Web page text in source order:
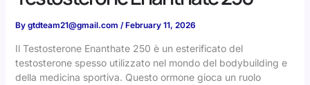
By gtdteam21@gmail.com / February 11, 2026
Il Testosterone Enanthate 250 è un esterificato del
testosterone spesso utilizzato nel mondo del bodybuilding e
della medicina sportiva. Questo ormone gioca un ruolo